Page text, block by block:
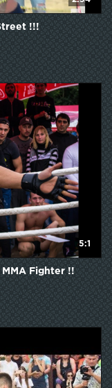
!!!
5:1
Fighter !!